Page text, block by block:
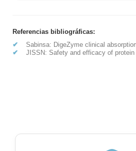
Referencias bibliográficas:
✔ Sabinsa: DigeZyme clinical
✔ JISSN: Safety and efficacy of protein